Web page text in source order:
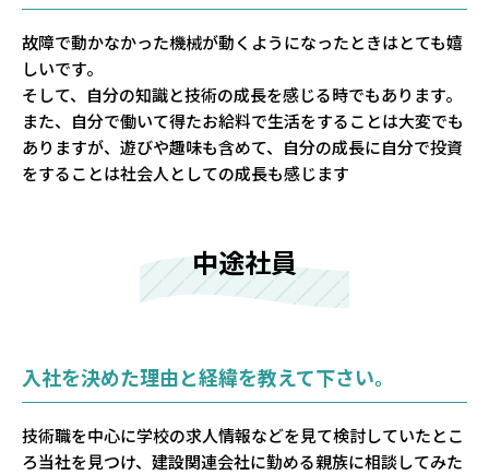
故障で動かなかった機械が動くようになったときはとても嬉
しいです。
そして、自分の知識と技術の成長を感じる時でもあります。
また、自分で働いて得たお給料で生活をすることは大変でも
ありますが、遊びや趣味も含めて、自分の成長に自分で投資
をすることは社会人としての成長も感じます
中途社員
入社を決めた理由と経緯を教えて下さい。
技術職を中心に学校の求人情報などを見て検討していたとこ
ろ当社を見つけ、建設関連会社に勤める親族に相談してみた